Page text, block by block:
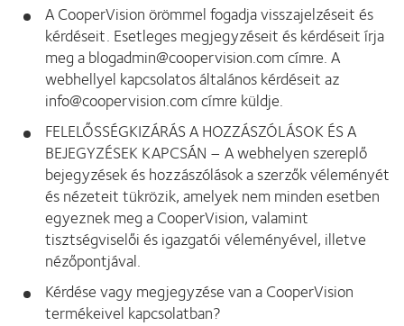
A CooperVision örömmel fogadja visszajelzéseit és
kérdéseit. Esetleges megjegyzéseit és kérdéseit írja
meg a blogadmin@coopervision.com címre. A
webhellyel kapcsolatos általános kérdéseit az
info@coopervision.com címre küldje.
FELELŐSSÉGKIZÁRÁS A HOZZÁSZÓLÁSOK ÉS A
BEJEGYZÉSEK KAPCSÁN – A webhelyen szereplő
bejegyzések és hozzászólások a szerzők véleményét
és nézeteit tükrözik, amelyek nem minden esetben
egyeznek meg a CooperVision, valamint
tisztségviselői és igazgatói véleményével, illetve
nézőpontjával.
Kérdése vagy megjegyzése van a CooperVision
termékeivel kapcsolatban?